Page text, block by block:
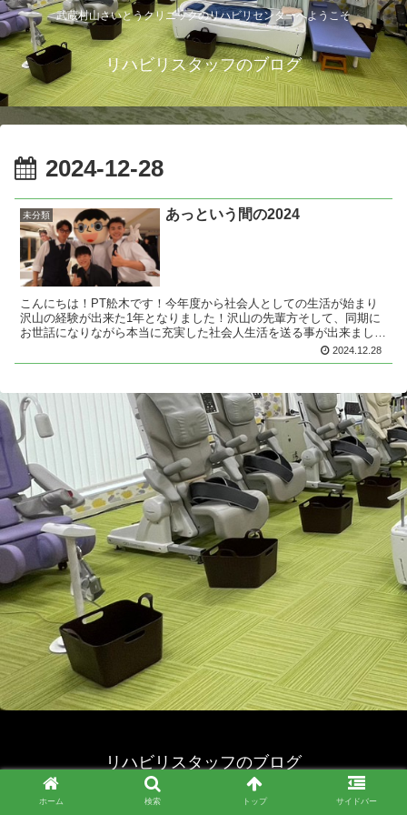
武蔵村山さいとうクリニックのリハビリセンターへようこそ
リハビリスタッフのブログ
2024-12-28
未分類 あっという間の2024
こんにちは！PT舩木です！今年度から社会人としての生活が始まり
沢山の経験が出来た1年となりました！沢山の先輩方そして、同期に
お世話になりながら本当に充実した社会人生活を送る事が出来まし
2024.12.28
リハビリスタッフのブログ
© 2023 リハビリスタッフのブログ.
ホーム 検索 トップ サイドバー